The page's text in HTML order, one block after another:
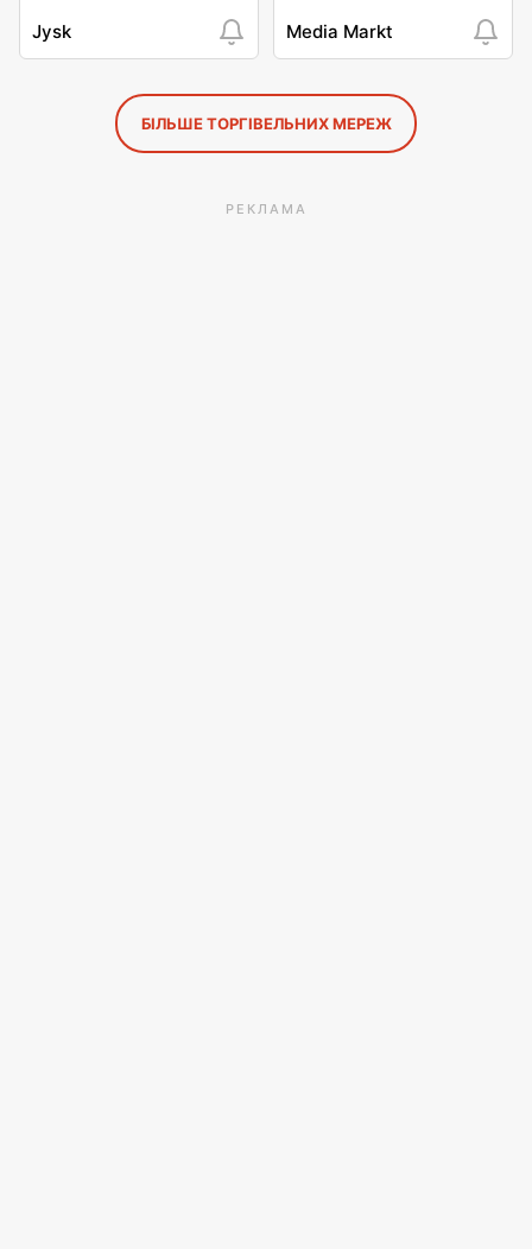
Jysk Media Markt
БІЛЬШЕ ТОРГІВЕЛЬНИХ МЕРЕЖ
РЕКЛАМА